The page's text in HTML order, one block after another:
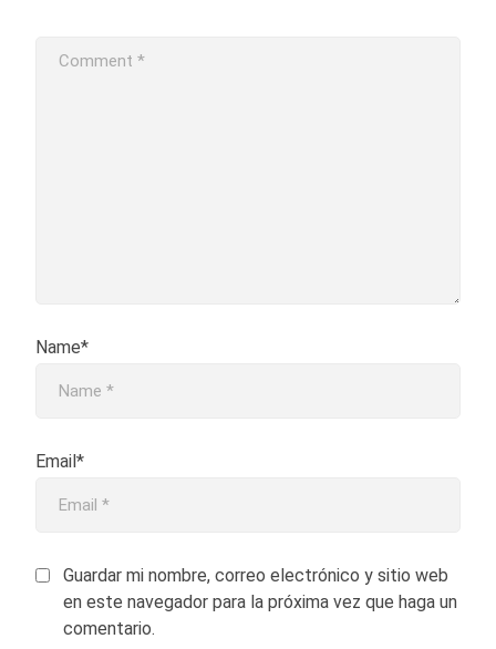
Name*
Email*
Guardar mi nombre, correo electrónico y sitio web
en este navegador para la próxima vez que haga un
comentario.